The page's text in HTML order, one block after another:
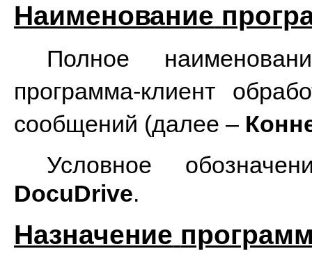
Наименование
Полное
программа-клиент
сообщений (далее –
Условное
DocuDrive.
Назначение